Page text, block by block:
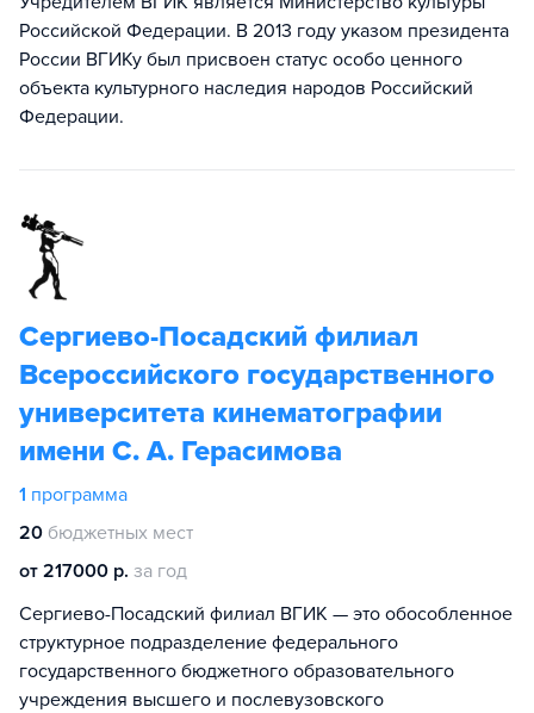
Российской Федерации. В 2013 году указом президента
России ВГИКу был присвоен статус особо ценного
объекта культурного наследия народов Российский
Федерации.
Сергиево-Посадский филиал
Всероссийского государственного
университета кинематографии
имени С. А. Герасимова
1 программа
20 бюджетных мест
от 217000 р. за год
Сергиево-Посадский филиал ВГИК — это обособленное
структурное подразделение федерального
государственного бюджетного образовательного
учреждения высшего и послевузовского